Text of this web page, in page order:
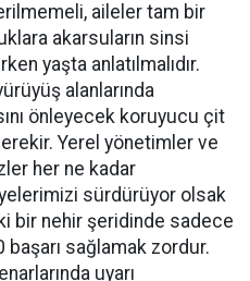
aileler tam bir
akarsuların sinsi
yaşta anlatılmalıdır.
alanlarında
önleyecek koruyucu çit
Yerel yönetimler ve
her ne kadar
sürdürüyor olsak
bir nehir şeridinde sadece
sağlamak zordur.
uyarı